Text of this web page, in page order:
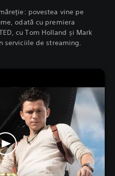
povestea vine pe
odată cu premiera
cu Tom Holland și Mark
serviciile de streaming.